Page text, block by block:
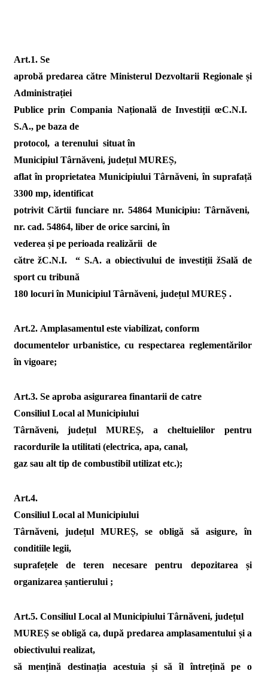
Art.1. Se
aprobă predarea către Ministerul Dezvoltarii Regionale și
Administrației
Publice prin Compania Națională de Investiții œC.N.I. 
S.A., pe baza de
protocol, a terenului situat în
Municipiul Târnăveni, județul MUREȘ,
aflat în proprietatea Municipiului Târnăveni, în suprafață
3300 mp, identificat
potrivit Cărtii funciare nr. 54864 Municipiu: Târnăveni,
nr. cad. 54864, liber de orice sarcini, în
vederea și pe perioada realizării de
către žC.N.I.  “ S.A. a obiectivului de investiții žSală de
sport cu tribună
180 locuri în Municipiul Târnăveni, județul MUREȘ .
Art.2. Amplasamentul este viabilizat, conform
documentelor urbanistice, cu respectarea reglementărilor
în vigoare;
Art.3. Se aproba asigurarea finantarii de catre
Consiliul Local al Municipiului
Târnăveni, județul MUREȘ, a cheltuielilor pentru
racordurile la utilitati (electrica, apa, canal,
gaz sau alt tip de combustibil utilizat etc.);
Art.4.
Consiliul Local al Municipiului
Târnăveni, județul MUREȘ, se obligă să asigure, în
conditiile legii,
suprafețele de teren necesare pentru depozitarea și
organizarea șantierului ;
Art.5. Consiliul Local al Municipiului Târnăveni, județul
MUREȘ se obligă ca, după predarea amplasamentului și a
obiectivului realizat,
să mențină destinația acestuia și să îl întrețină pe o